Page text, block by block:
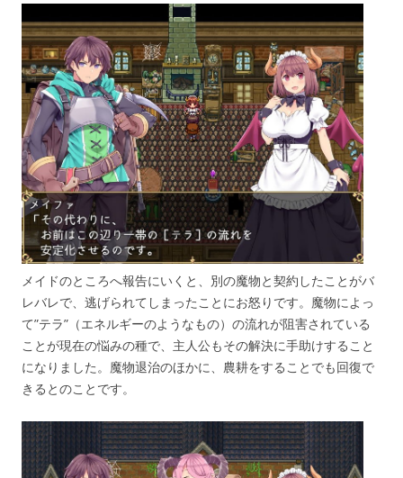
メイドのところへ報告にいくと、別の魔物と契約したことがバ
レバレで、逃げられてしまったことにお怒りです。魔物によっ
て”テラ”（エネルギーのようなもの）の流れが阻害されている
ことが現在の悩みの種で、主人公もその解決に手助けすること
になりました。魔物退治のほかに、農耕をすることでも回復で
きるとのことです。